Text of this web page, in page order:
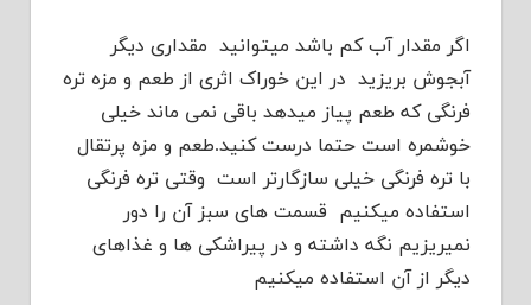
اگر مقدار آب کم باشد میتوانید مقداری دیگر
آبجوش بریزید در این خوراک اثری از طعم و مزه تره
فرنگی که طعم پیاز میدهد باقی نمی ماند خیلی
خوشمره است حتما درست کنید.طعم و مزه پرتقال
با تره فرنگی خیلی سازگارتر است وقتی تره فرنگی
استفاده میکنیم قسمت های سبز آن را دور
نمیریزیم نگه داشته و در پیراشکی ها و غذاهای
دیگر از آن استفاده میکنیم